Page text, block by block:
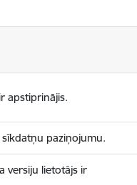
apstiprinājis.
paziņojumu.
versiju lietotājs ir